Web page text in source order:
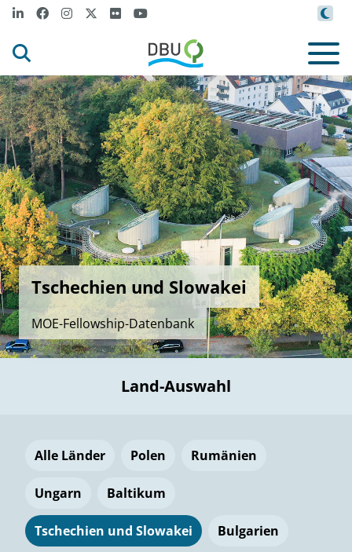
Tschechien und Slowakei
MOE-Fellowship-Datenbank
Land-Auswahl
Alle Länder Polen Rumänien
Ungarn Baltikum
Tschechien und Slowakei Bulgarien